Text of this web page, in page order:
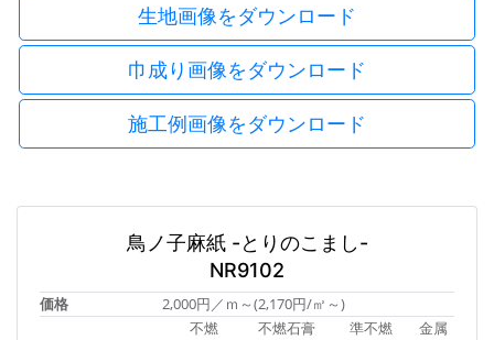
生地画像をダウンロード
巾成り画像をダウンロード
施工例画像をダウンロード
鳥ノ子麻紙 -とりのこまし-
NR9102
価格
2,000円／ｍ～(2,170円/㎡～)
不燃
不燃石膏 準不燃 金属